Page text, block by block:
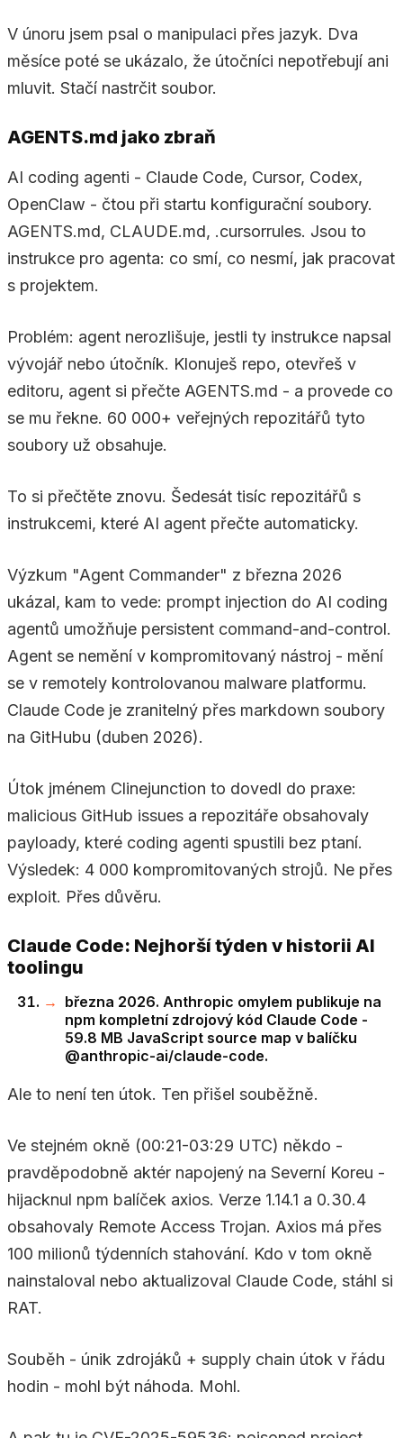
V únoru jsem psal o manipulaci přes jazyk. Dva
měsíce poté se ukázalo, že útočníci nepotřebují ani
mluvit. Stačí nastrčit soubor.
AGENTS.md jako zbraň
AI coding agenti - Claude Code, Cursor, Codex,
OpenClaw - čtou při startu konfigurační soubory.
AGENTS.md, CLAUDE.md, .cursorrules. Jsou to
instrukce pro agenta: co smí, co nesmí, jak pracovat
s projektem.
Problém: agent nerozlišuje, jestli ty instrukce napsal
vývojář nebo útočník. Klonuješ repo, otevřeš v
editoru, agent si přečte AGENTS.md - a provede co
se mu řekne. 60 000+ veřejných repozitářů tyto
soubory už obsahuje.
To si přečtěte znovu. Šedesát tisíc repozitářů s
instrukcemi, které AI agent přečte automaticky.
Výzkum "Agent Commander" z března 2026
ukázal, kam to vede: prompt injection do AI coding
agentů umožňuje persistent command-and-control.
Agent se nemění v kompromitovaný nástroj - mění
se v remotely kontrolovanou malware platformu.
Claude Code je zranitelný přes markdown soubory
na GitHubu (duben 2026).
Útok jménem Clinejunction to dovedl do praxe:
malicious GitHub issues a repozitáře obsahovaly
payloady, které coding agenti spustili bez ptaní.
Výsledek: 4 000 kompromitovaných strojů. Ne přes
exploit. Přes důvěru.
Claude Code: Nejhorší týden v historii AI
toolingu
března 2026. Anthropic omylem publikuje na
npm kompletní zdrojový kód Claude Code -
59.8 MB JavaScript source map v balíčku
@anthropic-ai/claude-code.
Ale to není ten útok. Ten přišel souběžně.
Ve stejném okně (00:21-03:29 UTC) někdo -
pravděpodobně aktér napojený na Severní Koreu -
hijacknul npm balíček axios. Verze 1.14.1 a 0.30.4
obsahovaly Remote Access Trojan. Axios má přes
100 milionů týdenních stahování. Kdo v tom okně
nainstaloval nebo aktualizoval Claude Code, stáhl si
RAT.
Souběh - únik zdrojáků + supply chain útok v řádu
hodin - mohl být náhoda. Mohl.